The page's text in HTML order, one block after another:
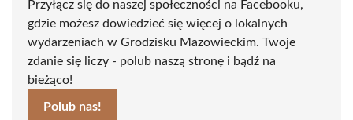
Przyłącz się do naszej społeczności na Facebooku,
gdzie możesz dowiedzieć się więcej o lokalnych
wydarzeniach w Grodzisku Mazowieckim. Twoje
zdanie się liczy - polub naszą stronę i bądź na
bieżąco!
Polub nas!